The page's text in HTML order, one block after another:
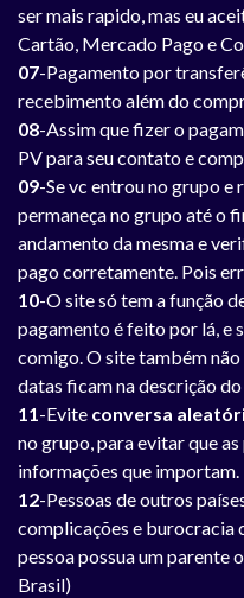
ser mais rapido, mas eu
Cartão, Mercado Pago e
07-Pagamento por
recebimento além do
08-Assim que fizer o
PV para seu contato e
09-Se vc entrou no grupo
permaneça no grupo até o
andamento da mesma e
pago corretamente. Pois
10-O site só tem a função
pagamento é feito por lá, e
comigo. O site também
datas ficam na descrição
11-Evite conversa
no grupo, para evitar que as
informações que importam.
12-Pessoas de outros
complicações e burocracia
pessoa possua um parente
Brasil)